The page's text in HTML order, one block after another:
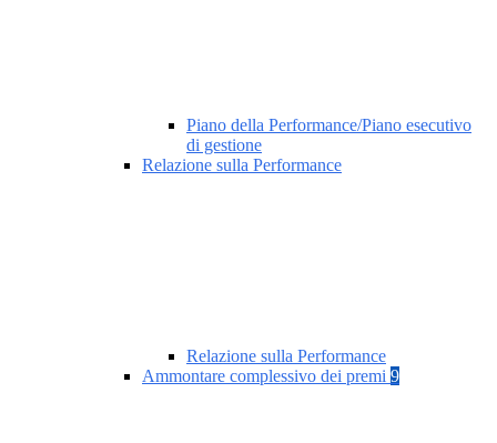
Piano della Performance/Piano esecutivo
di gestione
Relazione sulla Performance
Relazione sulla Performance
Ammontare complessivo dei premi 9